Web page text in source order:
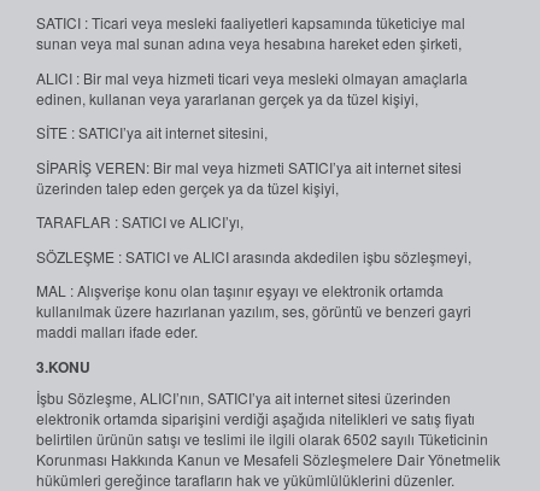
SATICI : Ticari veya mesleki faaliyetleri kapsamında tüketiciye mal
sunan veya mal sunan adına veya hesabına hareket eden şirketi,
ALICI : Bir mal veya hizmeti ticari veya mesleki olmayan amaçlarla
edinen, kullanan veya yararlanan gerçek ya da tüzel kişiyi,
SİTE : SATICI’ya ait internet sitesini,
SİPARİŞ VEREN: Bir mal veya hizmeti SATICI’ya ait internet sitesi
üzerinden talep eden gerçek ya da tüzel kişiyi,
TARAFLAR : SATICI ve ALICI’yı,
SÖZLEŞME : SATICI ve ALICI arasında akdedilen işbu sözleşmeyi,
MAL : Alışverişe konu olan taşınır eşyayı ve elektronik ortamda
kullanılmak üzere hazırlanan yazılım, ses, görüntü ve benzeri gayri
maddi malları ifade eder.
3.KONU
İşbu Sözleşme, ALICI’nın, SATICI’ya ait internet sitesi üzerinden
elektronik ortamda siparişini verdiği aşağıda nitelikleri ve satış fiyatı
belirtilen ürünün satışı ve teslimi ile ilgili olarak 6502 sayılı Tüketicinin
Korunması Hakkında Kanun ve Mesafeli Sözleşmelere Dair Yönetmelik
hükümleri gereğince tarafların hak ve yükümlülüklerini düzenler.